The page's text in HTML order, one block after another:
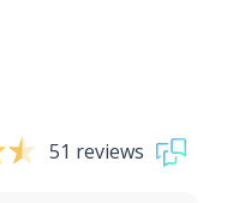
51 reviews